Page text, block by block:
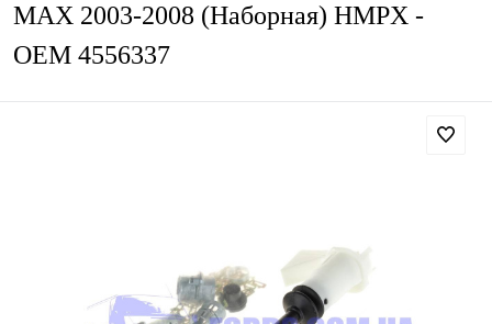
MAX 2003-2008 (Наборная) HMPX -
OEM 4556337